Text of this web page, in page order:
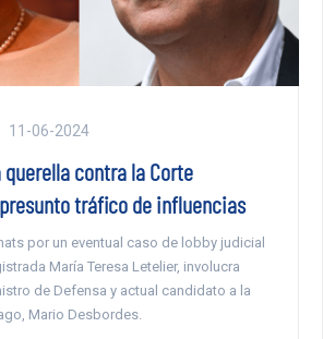
11-06-2024
querella contra la Corte
tráfico de influencias
por un eventual caso de lobby judicial
María Teresa Letelier, involucra
de Defensa y actual candidato a la
Mario Desbordes.